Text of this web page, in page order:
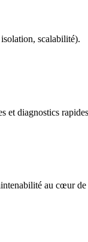
scalabilité).
et diagnostics
au cœur